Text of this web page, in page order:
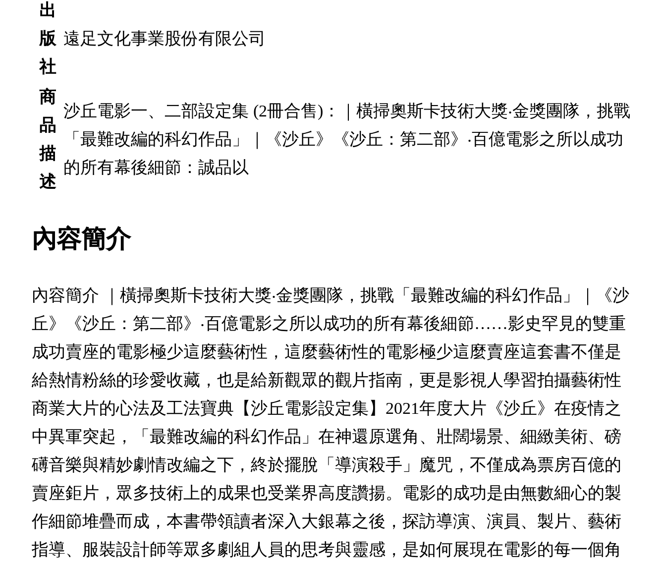
出
版
社
遠足文化事業股份有限公司
商
品
描
述
沙丘電影一、二部設定集 (2冊合售)：｜橫掃奧斯卡技術大獎‧金獎團隊，挑戰
「最難改編的科幻作品」｜《沙丘》《沙丘：第二部》‧百億電影之所以成功
的所有幕後細節：誠品以
內容簡介
內容簡介 ｜橫掃奧斯卡技術大獎‧金獎團隊，挑戰「最難改編的科幻作品」｜《沙
丘》《沙丘：第二部》‧百億電影之所以成功的所有幕後細節……影史罕見的雙重
成功賣座的電影極少這麼藝術性，這麼藝術性的電影極少這麼賣座這套書不僅是
給熱情粉絲的珍愛收藏，也是給新觀眾的觀片指南，更是影視人學習拍攝藝術性
商業大片的心法及工法寶典【沙丘電影設定集】2021年度大片《沙丘》在疫情之
中異軍突起，「最難改編的科幻作品」在神還原選角、壯闊場景、細緻美術、磅
礡音樂與精妙劇情改編之下，終於擺脫「導演殺手」魔咒，不僅成為票房百億的
賣座鉅片，眾多技術上的成果也受業界高度讚揚。電影的成功是由無數細心的製
作細節堆疊而成，本書帶領讀者深入大銀幕之後，探訪導演、演員、製片、藝術
指導、服裝設計師等眾多劇組人員的思考與靈感，是如何展現在電影的每一個角